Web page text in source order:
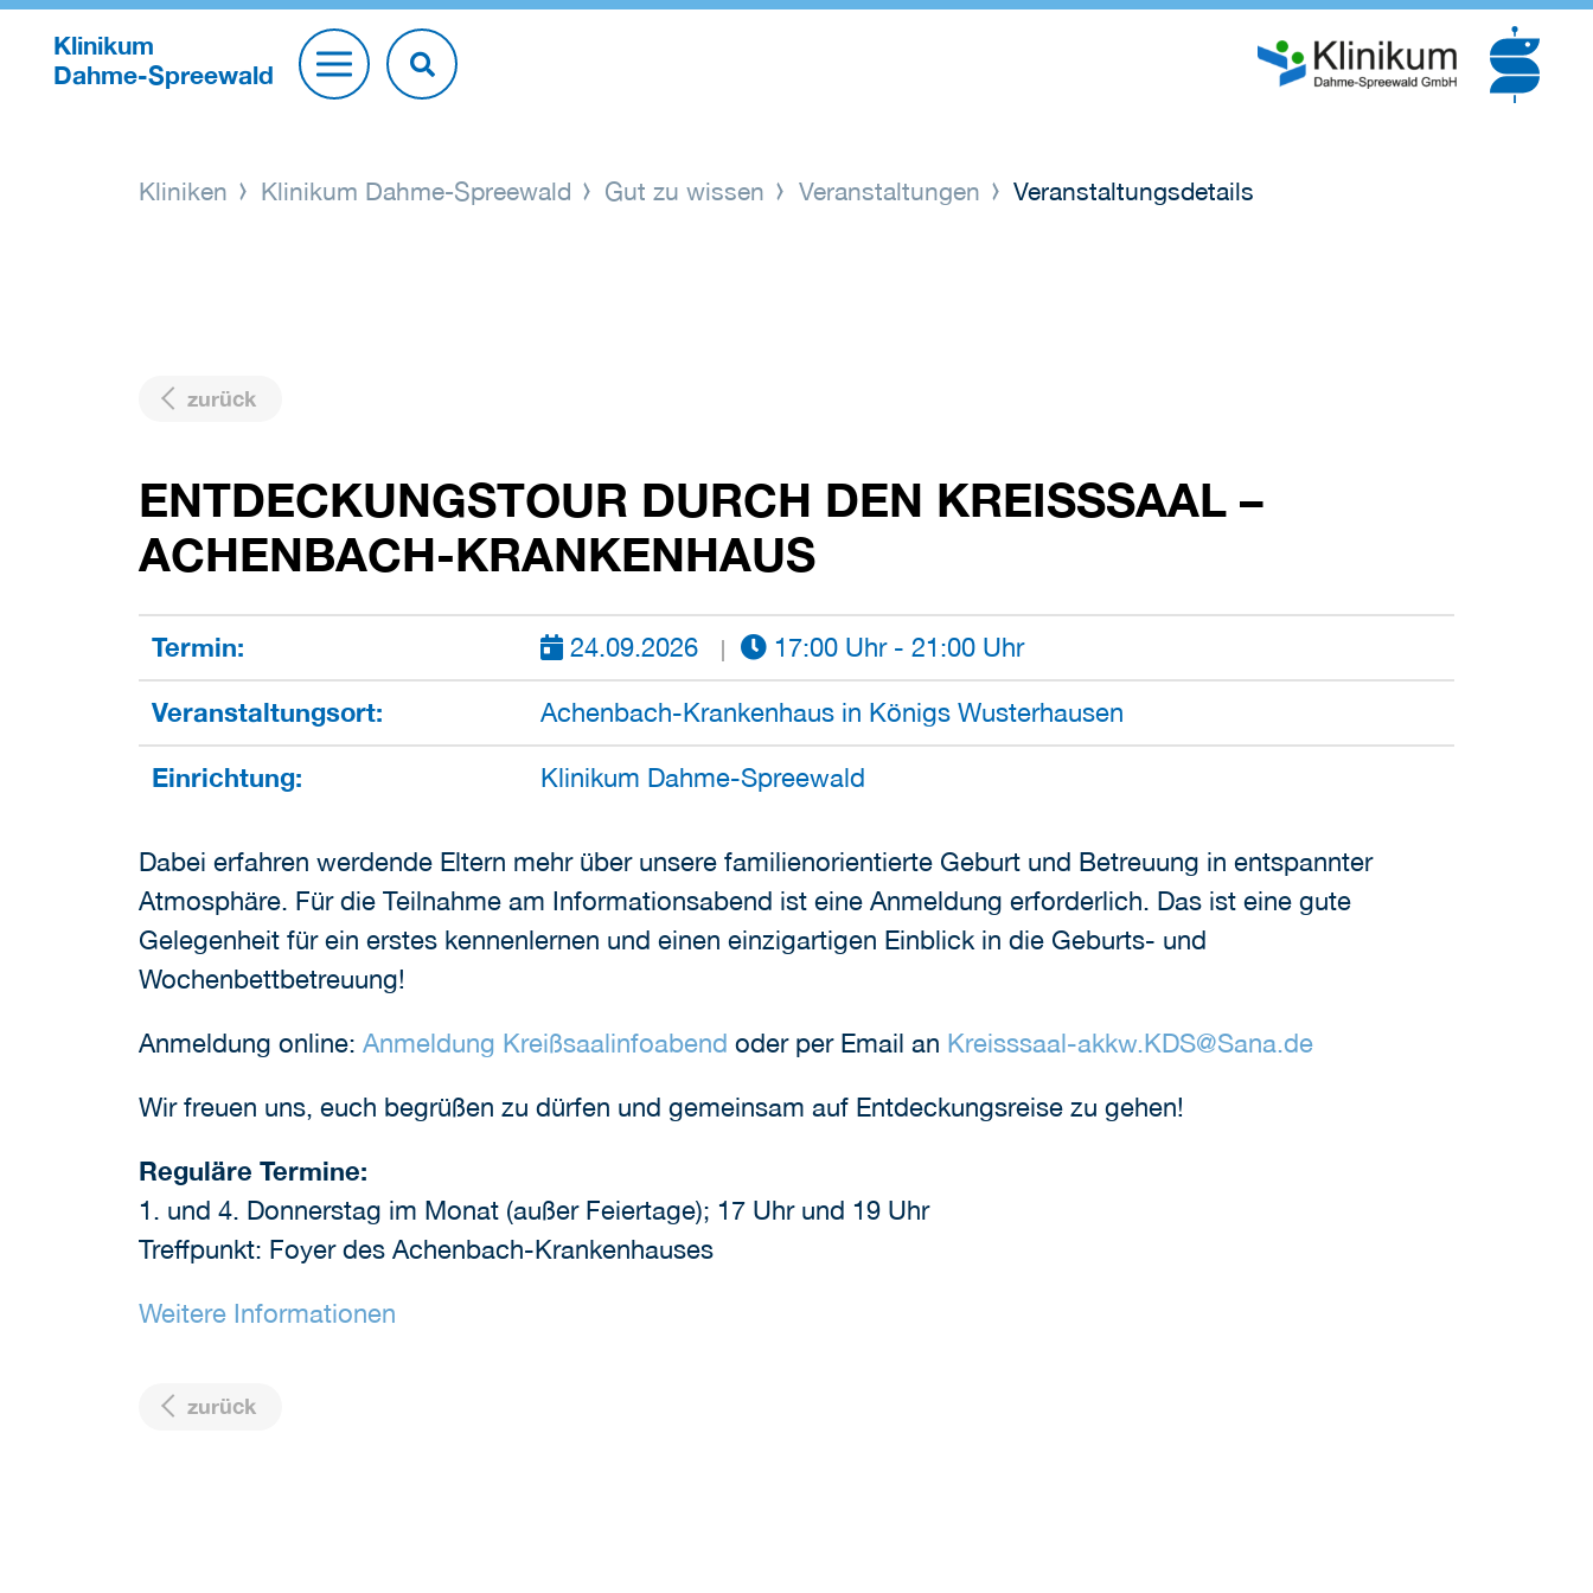
Klinikum
Dahme-Spreewald
Kliniken Klinikum Dahme-Spreewald Gut zu wissen Veranstaltungen Veranstaltungsdetails
zurück
ENTDECKUNGSTOUR DURCH DEN KREISSSAAL – A
CHENBACH-KRANKENHAUS
Termin: 24.09.2026 17:00 Uhr - 21:00 Uhr
Veranstaltungsort: Achenbach-Krankenhaus in Königs Wusterhausen
Einrichtung: Klinikum Dahme-Spreewald
Dabei erfahren werdende Eltern mehr über unsere familienorientierte Geburt und Betreuung in entspannter
Atmosphäre. Für die Teilnahme am Informationsabend ist eine Anmeldung erforderlich. Das ist eine gute
Gelegenheit für ein erstes kennenlernen und einen einzigartigen Einblick in die Geburts- und
Wochenbettbetreuung!
Anmeldung online: Anmeldung Kreißsaalinfoabend oder per Email an Kreisssaal-akkw.KDS@Sana.de
Wir freuen uns, euch begrüßen zu dürfen und gemeinsam auf Entdeckungsreise zu gehen!
Reguläre Termine:
1. und 4. Donnerstag im Monat (außer Feiertage); 17 Uhr und 19 Uhr
Treffpunkt: Foyer des Achenbach-Krankenhauses
Weitere Informationen
zurück